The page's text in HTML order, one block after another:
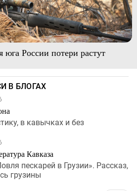
России потери растут
В БЛОГАХ
в кавычках и без
Кавказа
пескарей в Грузии». Рассказ,
грузины